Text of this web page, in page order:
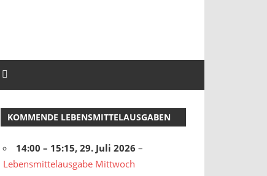
KOMMENDE LEBENSMITTELAUSGABEN
14:00 – 15:15,29. Juli 2026 –
Lebensmittelausgabe Mittwoch